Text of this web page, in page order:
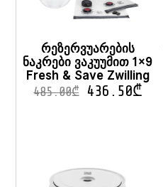
რეზერვუარების
ნაკრები ვაკუუმით 1×9
Fresh & Save Zwilling
485.00₾ 436.50₾